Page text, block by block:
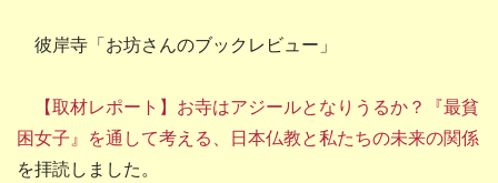
彼岸寺「お坊さんのブックレビュー」
【取材レポート】お寺はアジールとなりうるか？『最貧
困女子』を通して考える、日本仏教と私たちの未来の関係
を拝読しました。